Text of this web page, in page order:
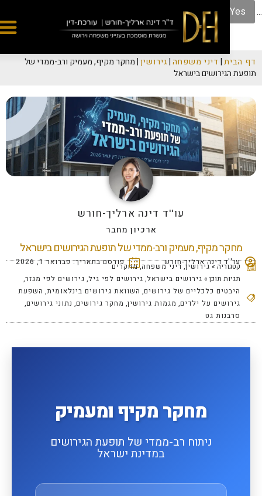
| דיני משפחה גירושין|מחקר מקיף, מעמיק ורב-ממדי של
בישראל
עו''ד דינה ארליך-חורש
ארכיון מחבר
מקיף, מעמיק ורב-ממדי של תופעת הגירושים בישראל
דינה ארליך-חורש פורסם בתאריך:פברואר 1, 2026 » גירושין,דיני משפחה,מחקרים
תוכן »גירושים בישראל, גירושים לפי גיל,גירושים לפי מגזר
כלכליים של גירושים, השוואת גירושים בינלאומית,השפעת
על ילדים ,מגמות גירושין,מחקר גירושים, נתוני גירושים,
גט
מחקר מקיף ומעמיק
ניתוח רב-ממדי של תופעת הגירושים
במדינת ישראל